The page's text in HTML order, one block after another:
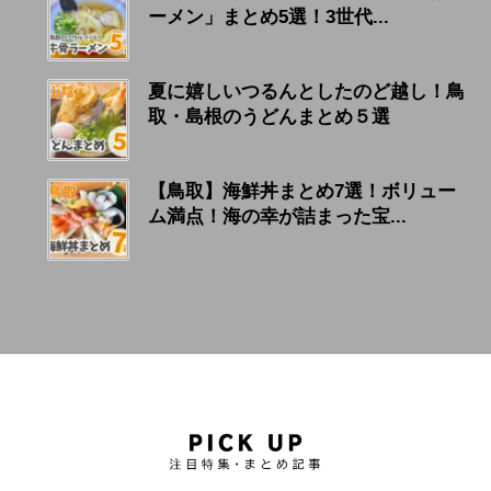
ーメン」まとめ5選！3世代...
夏に嬉しいつるんとしたのど越し！鳥
取・島根のうどんまとめ５選
【鳥取】海鮮丼まとめ7選！ボリュー
ム満点！海の幸が詰まった宝...